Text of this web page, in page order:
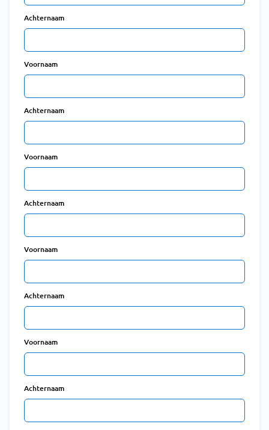
Achternaam
Voornaam
Achternaam
Voornaam
Achternaam
Voornaam
Achternaam
Voornaam
Achternaam